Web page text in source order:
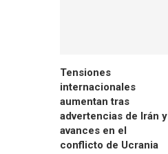
Tensiones
internacionales
aumentan tras
advertencias de Irán y
avances en el
conflicto de Ucrania